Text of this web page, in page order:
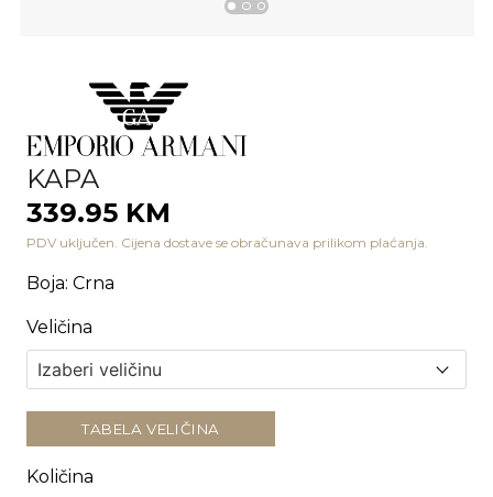
KAPA
339.95 KM
PDV uključen. Cijena dostave se obračunava prilikom plaćanja.
Boja: Crna
Veličina
TABELA VELIČINA
Količina